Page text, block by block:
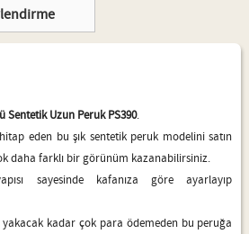
Uzun Peruk PS390.
eden bu şık sentetik peruk modelini satın
daha farklı bir görünüm kazanabilirsiniz.
sayesinde kafanıza göre ayarlayıp
kadar çok para ödemeden bu peruğa